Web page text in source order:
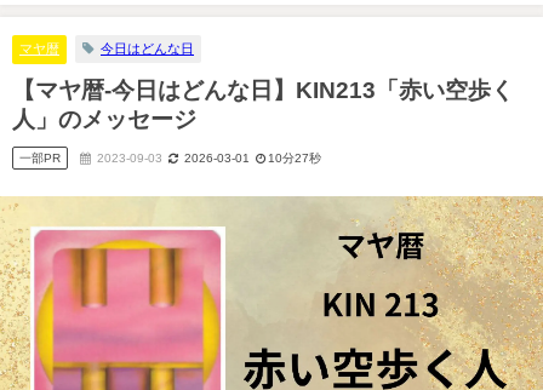
マヤ暦 今日はどんな日
【マヤ暦-今日はどんな日】KIN213「赤い空歩く
人」のメッセージ
一部PR 2023-09-03 2026-03-01 10分27秒